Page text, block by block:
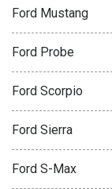
Ford Mustang
Ford Probe
Ford Scorpio
Ford Sierra
Ford S-Max